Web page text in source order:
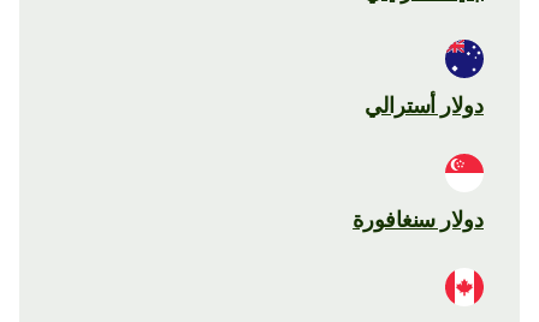
دولار أسترالي
دولار سنغافورة